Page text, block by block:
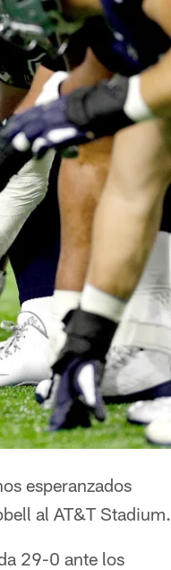
esperanzados
al AT&T Stadium.
29-0 ante los